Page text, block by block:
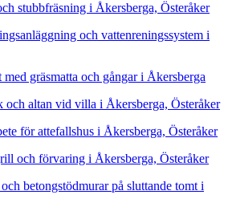
stubbfräsning i Åkersberga, Österåker
och vattenreningssystem i
gräsmatta och gångar i Åkersberga
och altan vid villa i Åkersberga, Österåker
för attefallshus i Åkersberga, Österåker
och förvaring i Åkersberga, Österåker
betongstödmurar på sluttande tomt i